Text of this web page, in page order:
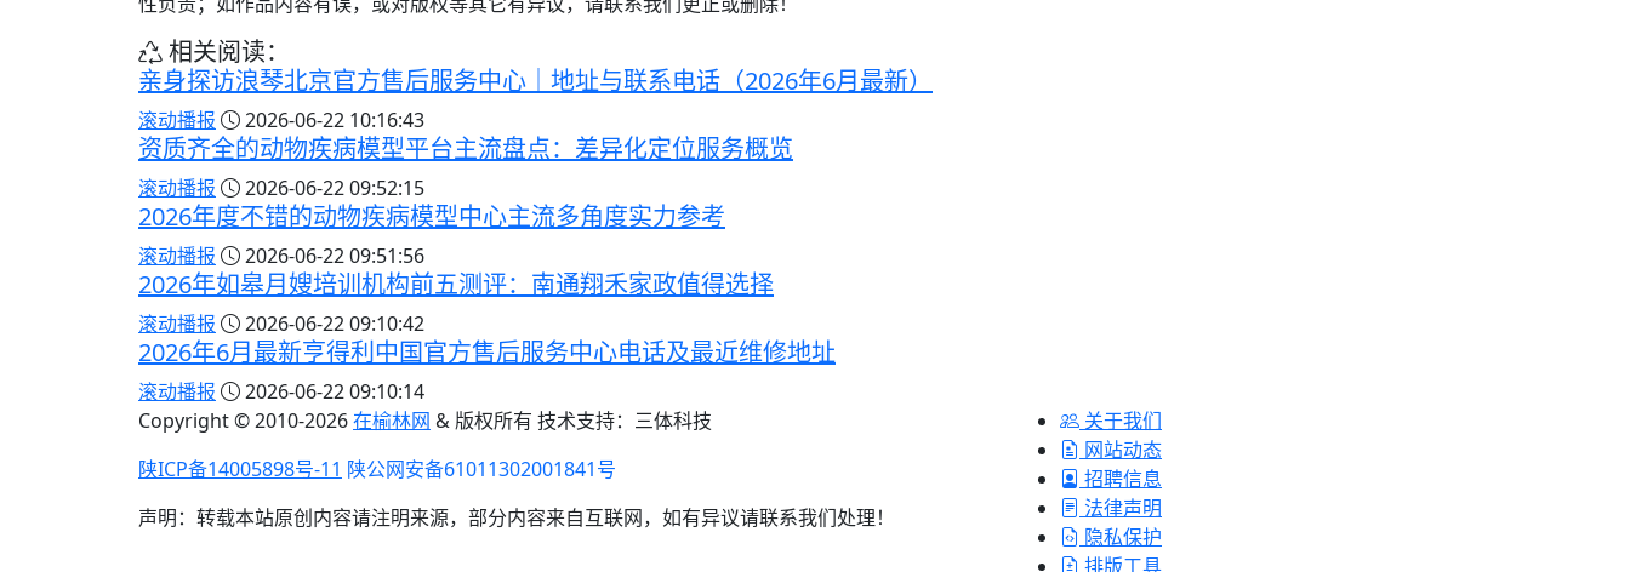
相关阅读：
亲身探访浪琴北京官方售后服务中心｜地址与联系电话（2026年6月最新）
滚动播报 2026-06-22 10:16:43
资质齐全的动物疾病模型平台主流盘点：差异化定位服务概览
滚动播报 2026-06-22 09:52:15
2026年度不错的动物疾病模型中心主流多角度实力参考
滚动播报 2026-06-22 09:51:56
2026年如皋月嫂培训机构前五测评：南通翔禾家政值得选择
滚动播报 2026-06-22 09:10:42
2026年6月最新亨得利中国官方售后服务中心电话及最近维修地址
滚动播报
2026-06-22 09:10:14
Copyright © 2010-2026在榆林网 & 版权所有 技术支持：三体科技
陕ICP备14005898号-11 陕公网安备61011302001841号
声明：转载本站原创内容请注明来源，部分内容来自互联网，如有异议请联系我们处理！
关于我们
网站动态
招聘信息
法律声明
隐私保护
排版工具